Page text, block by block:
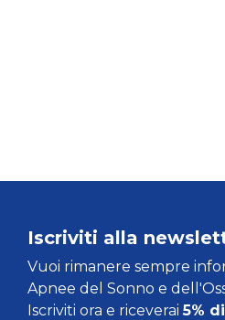
Iscriviti alla
Vuoi rimanere sempre
Apnee del Sonno e
Iscriviti ora e riceverai5%